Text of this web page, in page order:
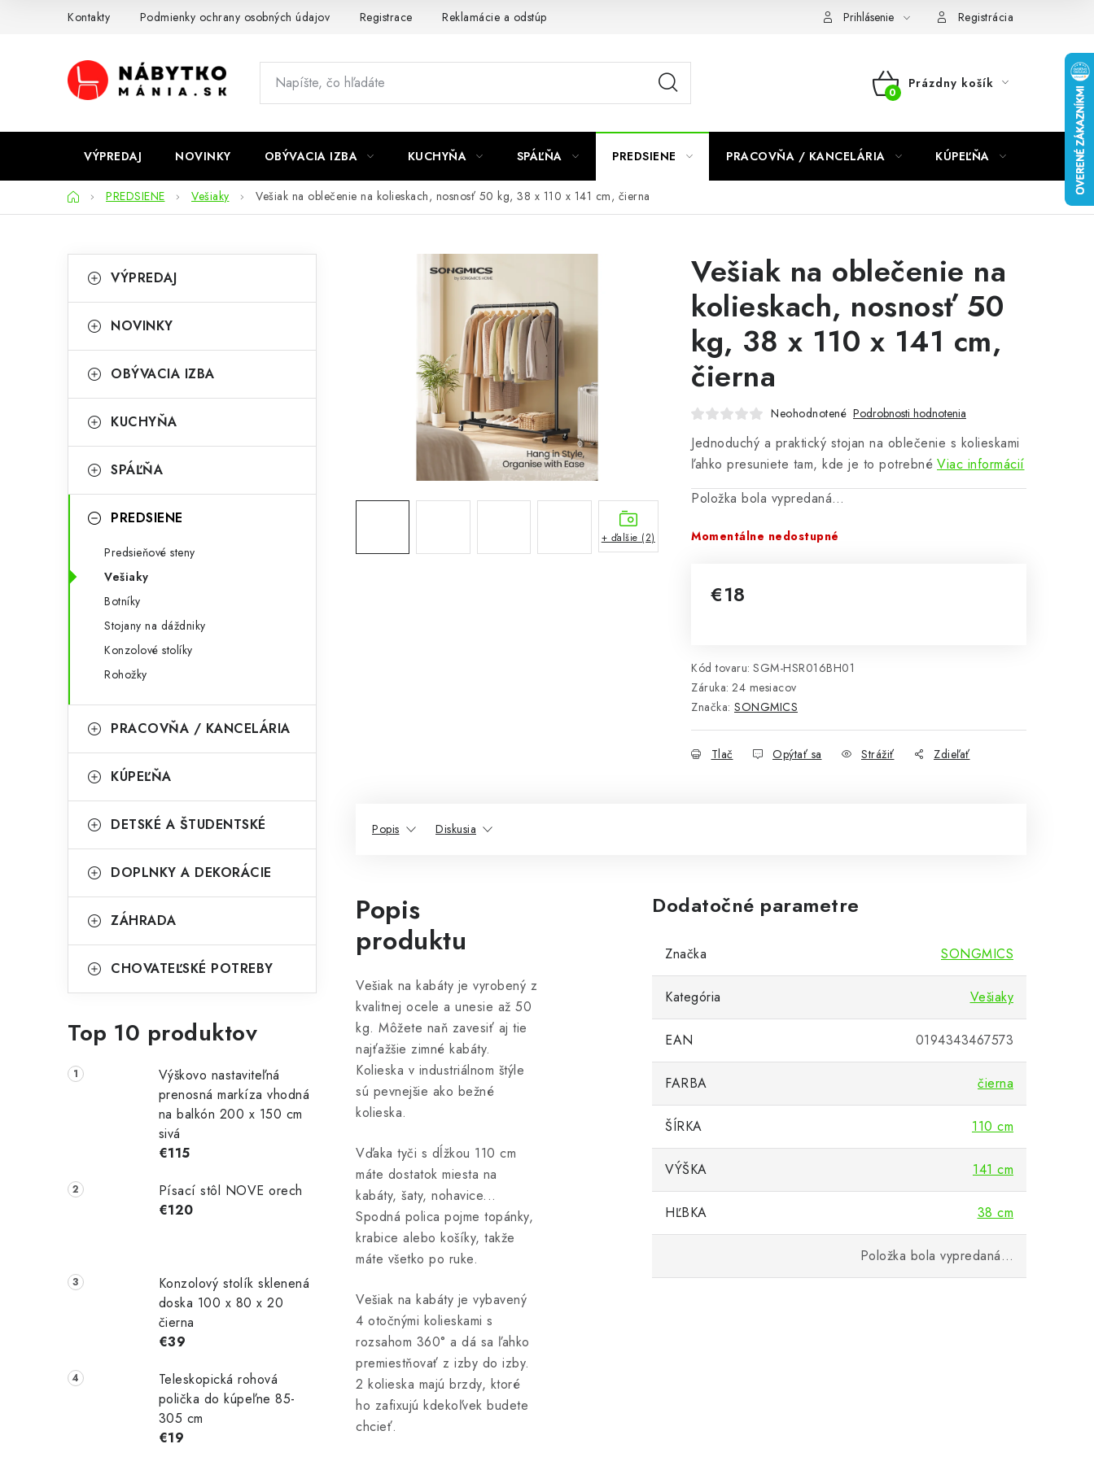
Kontakty Podmienky ochrany osobných údajov Registrace Reklamácie a odstúpenie od zmluvy Prihlásenie Registrácia
NÁKUPNÝ
Prázdny košík
VÝPREDAJ NOVINKY OBÝVACIA IZBA KUCHYŇA SPÁĽŇA PREDSIENE PRACOVŇA / KANCELÁRIA KÚPEĽŇA
DomovPREDSIENE Vešiaky Vešiak na oblečenie na kolieskach, nosnosť 50 kg, 38 x 110 x 141 cm, čierna
o
n
ý
a
n
kategórie
a
e
ó
i
VÝPREDAJ
NOVINKY
OBÝVACIA IZBA
KUCHYŇA
SPÁĽŇA
PREDSIENE
Predsieňové steny
Vešiaky
Botníky
Stojany na dáždniky
Konzolové stolíky
Rohožky
PRACOVŇA / KANCELÁRIA
KÚPEĽŇA
DETSKÉ A ŠTUDENTSKÉ
DOPLNKY A DEKORÁCIE
ZÁHRADA
CHOVATEĽSKÉ POTREBY
Top 10 produktov
Výškovo nastaviteľná
prenosná markíza vhodná
na balkón 200 x 150 cm
sivá
€115
Písací stôl NOVE orech
€120
Konzolový stolík sklenená
doska 100 x 80 x 20
čierna
€39
Teleskopická rohová
polička do kúpeľne 85-
305 cm
€19
Vešiak na oblečenie na
kolieskach, nosnosť 50
kg, 38 x 110 x 141 cm,
čierna
Neohodnotené Podrobnosti hodnotenia
Jednoduchý a praktický stojan na oblečenie s kolieskami
ľahko presuniete tam, kde je to potrebné Viac informácií
Položka bola vypredaná…
Momentálne nedostupné
€18
Kód tovaru: SGM-HSR016BH01
Záruka: 24 mesiacov
Značka: SONGMICS
Tlač Opýtať sa Strážiť Zdieľať
+ ďalšie (2)
Popis Diskusia
Popis
produktu
Vešiak na kabáty je vyrobený z
kvalitnej ocele a unesie až 50
kg. Môžete naň zavesiť aj tie
najťažšie zimné kabáty.
Kolieska v industriálnom štýle
sú pevnejšie ako bežné
kolieska.
Vďaka tyči s dĺžkou 110 cm
máte dostatok miesta na
kabáty, šaty, nohavice...
Spodná polica pojme topánky,
krabice alebo košíky, takže
máte všetko po ruke.
Vešiak na kabáty je vybavený
4 otočnými kolieskami s
rozsahom 360° a dá sa ľahko
premiestňovať z izby do izby.
2 kolieska majú brzdy, ktoré
ho zafixujú kdekoľvek budete
chcieť.
Dodatočné parametre
Značka SONGMICS
Kategória Vešiaky
EAN 0194343467573
FARBA čierna
ŠÍRKA 110 cm
VÝŠKA 141 cm
HĽBKA 38 cm
Položka bola vypredaná…